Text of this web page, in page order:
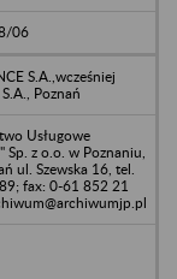
06
S.A.,wcześniej
Poznań
Usługowe
Sp. z o.o. w Poznaniu,
ul. Szewska 16, tel.
fax: 0-61 852 21